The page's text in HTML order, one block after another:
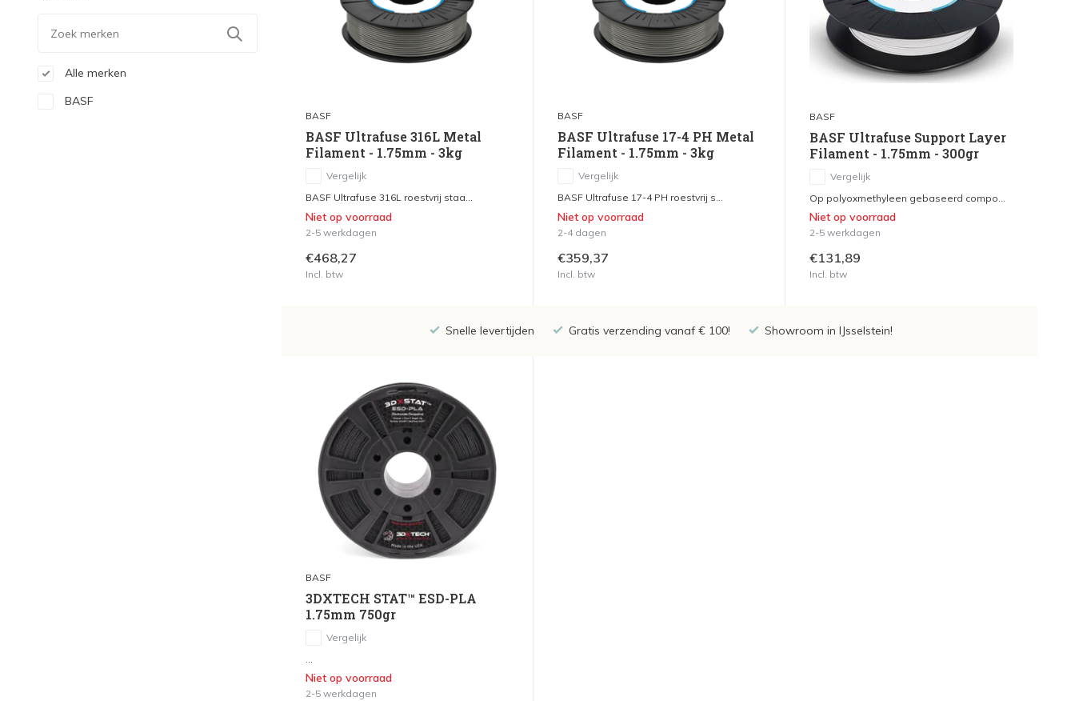
Alle merken
BASF
BASF
BASF Ultrafuse 316L Metal
Filament - 1.75mm - 3kg
Vergelijk
BASF Ultrafuse 316L roestvrij staa...
Niet op voorraad
2-5 werkdagen
€468,27
Incl. btw
BASF
BASF Ultrafuse 17-4 PH Metal
Filament - 1.75mm - 3kg
Vergelijk
BASF Ultrafuse 17-4 PH roestvrij s...
Niet op voorraad
2-4 dagen
€359,37
Incl. btw
BASF
BASF Ultrafuse Support Layer
Filament - 1.75mm - 300gr
Vergelijk
Op polyoxmethyleen gebaseerd compo...
Niet op voorraad
2-5 werkdagen
€131,89
Incl. btw
Snelle levertijden Gratis verzending vanaf € 100! Showroom in IJsselstein!
BASF
3DXTECH STAT™ ESD-PLA
1.75mm 750gr
Vergelijk
...
Niet op voorraad
2-5 werkdagen